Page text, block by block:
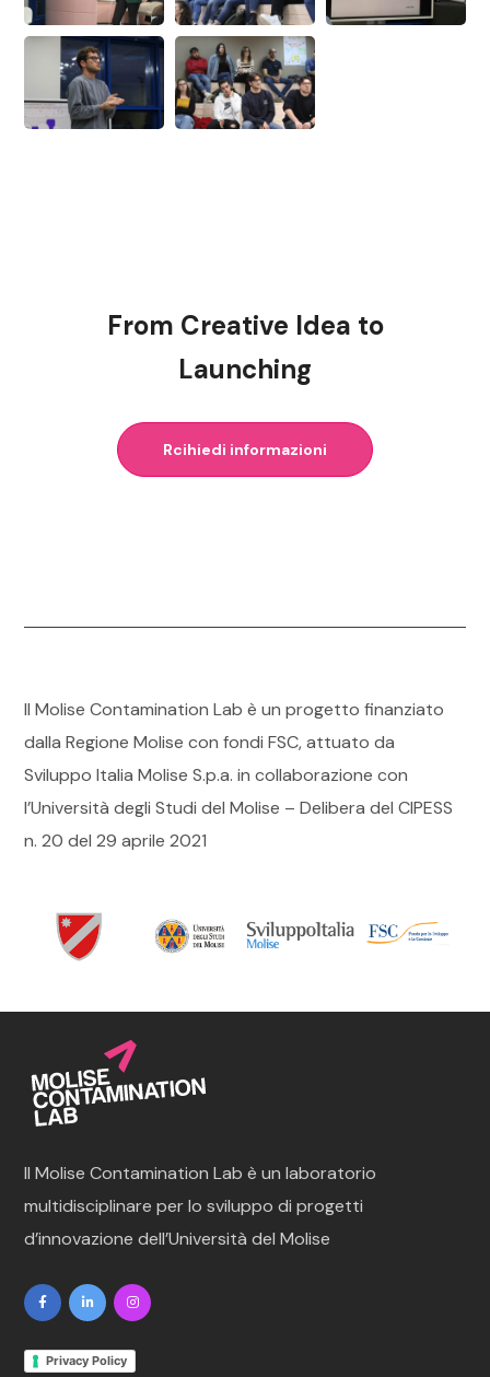
From Creative Idea to
Launching
Rcihiedi informazioni
Il Molise Contamination Lab è un progetto finanziato
dalla Regione Molise con fondi FSC, attuato da
Sviluppo Italia Molise S.p.a. in collaborazione con
l’Università degli Studi del Molise – Delibera del CIPESS
n. 20 del 29 aprile 2021
Il Molise Contamination Lab è un laboratorio
multidisciplinare per lo sviluppodi progetti
d’innovazione dell’Università del Molise
Privacy Policy